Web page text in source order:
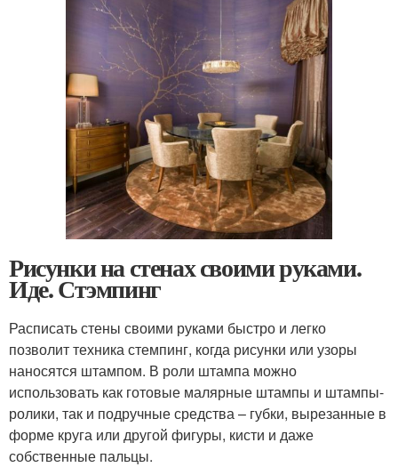
Рисунки на стенах своими руками.
Иде. Стэмпинг
Расписать стены своими руками быстро и легко
позволит техника стемпинг, когда рисунки или узоры
наносятся штампом. В роли штампа можно
использовать как готовые малярные штампы и штампы-
ролики, так и подручные средства – губки, вырезанные в
форме круга или другой фигуры, кисти и даже
собственные пальцы.